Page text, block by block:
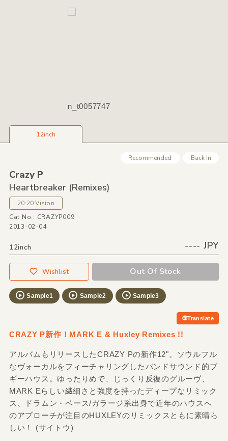
n_t0057747
12inch
Recommended Back In
Crazy P
Heartbreaker (Remixes)
20:20 Vision
Cat No.: CRAZYP009
2013-02-04
12inch ---- JPY
Wishlist Out Of Stock
Sample1 Sample2 Sample3
Translate
CRAZY P新作！MARK E & Huxley Remixes !!
アルバムもリリースしたCRAZY Pの新作12"。ソウルフル
なヴォーカルをフィーチャリングしたバンドサウンド的ブ
ギーハウス。ゆったりめで、じっくり反復のグルーヴ、
MARK Eらしい繊細さと強度を持ったディープなリミック
ス、ドラムン・ベース/ガラージ系出身で近年のハウスへ
のアプローチが注目のHUXLEYのリミックスともに素晴ら
しい！ (サイトウ)